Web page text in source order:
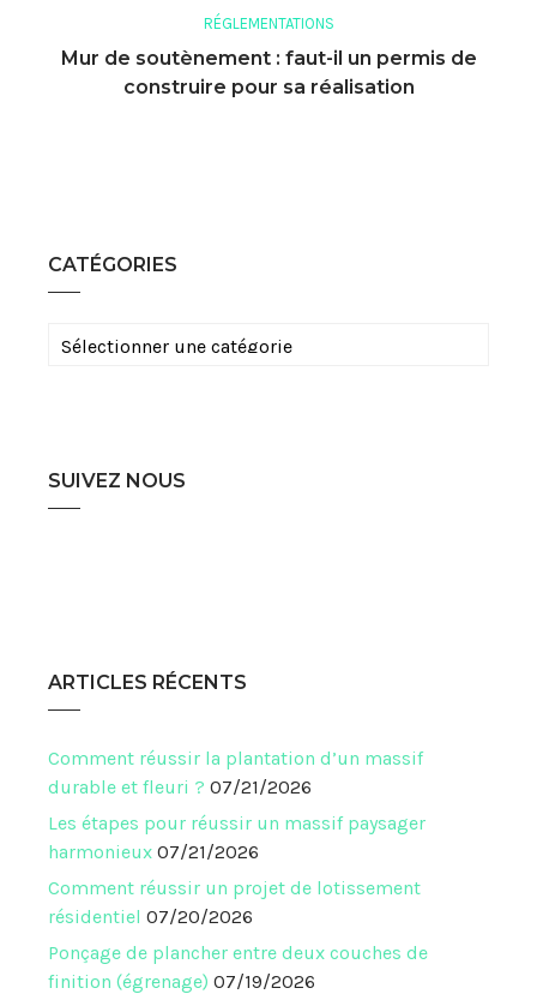
RÉGLEMENTATIONS
Mur de soutènement : faut-il un permis de
construire pour sa réalisation
CATÉGORIES
Catégories
SUIVEZ NOUS
ARTICLES RÉCENTS
Comment réussir la plantation d’un massif
durable et fleuri ? 07/21/2026
Les étapes pour réussir un massif paysager
harmonieux 07/21/2026
Comment réussir un projet de lotissement
résidentiel 07/20/2026
Ponçage de plancher entre deux couches de
finition (égrenage) 07/19/2026